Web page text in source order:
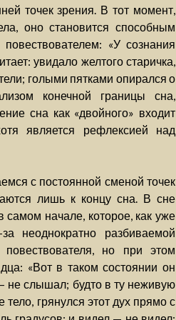
точек зрения. В тот момент,
оно становится способным
«У сознания
увидало желтого старичка,
голыми пятками опирался о
конечной границы сна,
сна как «двойного» входит
является рефлексией над
с постоянной сменой точек
лишь к концу сна. В сне
начале, которое, как уже
неоднократно разбиваемой
но при этом
«Вот в таком состоянии он
не слышал; будто в ту неживую
тело, грянулся этот дух прямо с